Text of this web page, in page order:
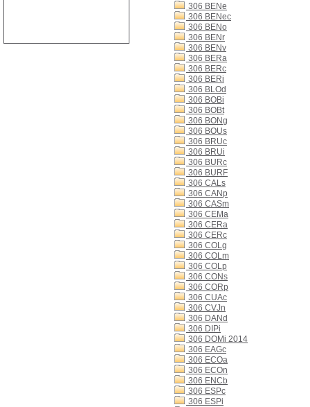
306 BENe
306 BENec
306 BENo
306 BENr
306 BENv
306 BERa
306 BERc
306 BERi
306 BLOd
306 BOBi
306 BOBt
306 BONg
306 BOUs
306 BRUc
306 BRUi
306 BURc
306 BURF
306 CALs
306 CANp
306 CASm
306 CEMa
306 CERa
306 CERc
306 COLg
306 COLm
306 COLp
306 CONs
306 CORp
306 CUAc
306 CVJn
306 DANd
306 DIPi
306 DOMi 2014
306 EAGc
306 ECOa
306 ECOn
306 ENCb
306 ESPc
306 ESPi